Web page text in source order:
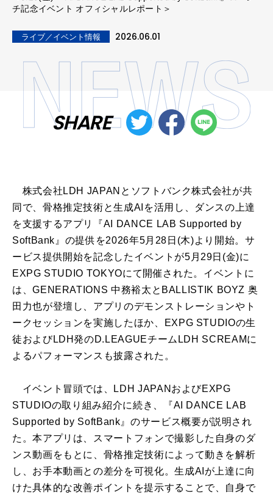
チ記念イベント オフィシャルレポート＞
ライブ／イベント情報 2026.06.01
SHARE
株式会社LDH JAPANとソフトバンク株式会社が共
同で、骨格推定技術と生成AIを活用し、ダンスの上達
を支援するアプリ『AI DANCE LAB Supported by
SoftBank』の提供を2026年5月28日(木)より開始。サ
ービス提供開始を記念したイベントが5月29日(金)に
EXPG STUDIO TOKYOにて開催された。イベントに
は、GENERATIONS 中務裕太とBALLISTIK BOYZ 奥
田力也が登壇し、アプリのデモンストレーションやト
ークセッションを実施したほか、EXPG STUDIOの生
徒およびLDH発のD.LEAGUEチームLDH SCREAMに
よるパフォーマンスも披露された。
イベント冒頭では、LDH JAPANおよびEXPG
STUDIOの取り組み紹介に続き、『AI DANCE LAB
Supported by SoftBank』のサービス概要が説明され
た。本アプリは、スマートフォンで撮影した自身のダ
ンス動画をもとに、骨格推定技術によって動きを解析
し、お手本動画との差分を可視化。生成AIが上達に向
けた具体的な改善ポイントを提示することで、自身で